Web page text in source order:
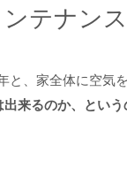
テナン
、家全体に空気
来るのか、という